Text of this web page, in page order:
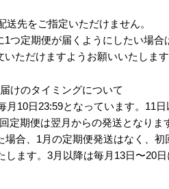
先をご指定いただけません。
つ定期便が届くようにしたい場合
ただけますようお願いいたします
けのタイミングについて
10日23:59となっています。11日
定期便は翌月からの発送となりま
場合、1月の定期便発送はなく、初
します。3月以降は毎月13日〜20日